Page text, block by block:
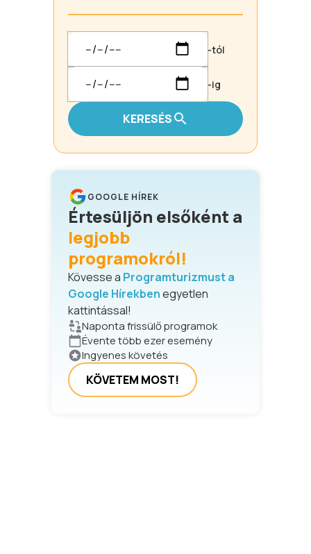
-tól
-ig
KERESÉS
GOOGLE HÍREK
Értesüljön elsőként a
legjobb
programokról!
Kövesse a Programturizmust a
Google Hírekbenegyetlen
kattintással!
Naponta frissülő programok
Évente több ezer esemény
Ingyenes követés
KÖVETEM MOST!